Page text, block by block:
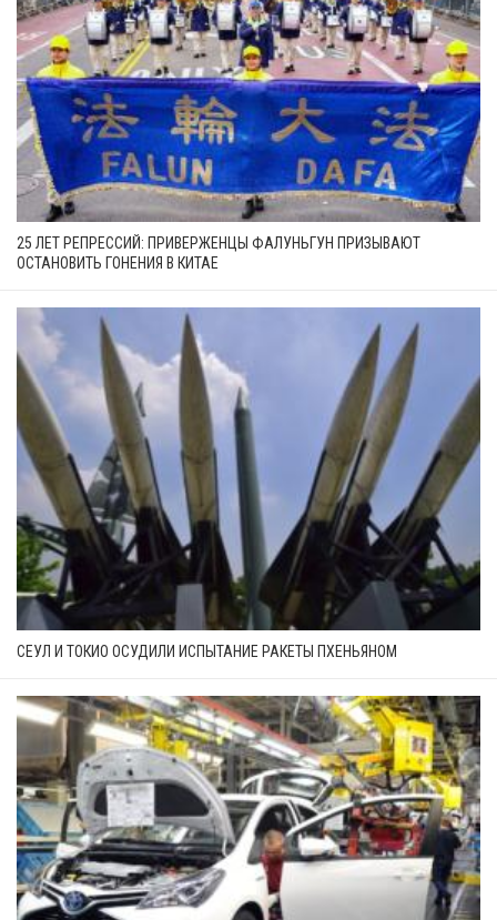
25 ЛЕТ РЕПРЕССИЙ: ПРИВЕРЖЕНЦЫ ФАЛУНЬГУН ПРИЗЫВАЮТ
ОСТАНОВИТЬ ГОНЕНИЯ В КИТАЕ
СЕУЛ И ТОКИО ОСУДИЛИ ИСПЫТАНИЕ РАКЕТЫ ПХЕНЬЯНОМ